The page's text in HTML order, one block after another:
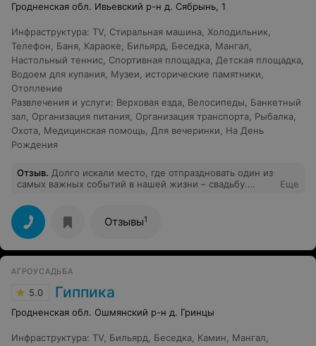
Гродненская обл. Ивьевский р-н д. Сябрынь, 1
Инфраструктура: TV, Стиральная машина, Холодильник,
Телефон, Баня, Караоке, Бильярд, Беседка, Мангал,
Настольный теннис, Спортивная площадка, Детская площадка,
Водоем для купания, Музеи, исторические памятники,
Отопление
Развлечения и услуги: Верховая езда, Велосипеды, Банкетный
зал, Организация питания, Организация транспорта, Рыбалка,
Охота, Медицинская помощь, Для вечеринки, На День
Рождения
Отзыв. Долго искали место, где отпраздновать один из
самых важных событий в нашей жизни – свадьбу.
озерах». Хозяин усадьбы Владимир предложил встречу
в любое удобное для нас время. Встреча с хозяином
стала уже праздником до основного праздника.
Владимир Николаевич - приветливый,
доброжелательный, располагающий к себе молодой
Если у нас и были какие-то сомнения по поводу места
проведения торжества, то уже через пять минут после
общения с ним они растаяли. У него есть всё для
отдыха, а если чего-то нет, то завтра уже будет. Он с
огромным энтузиазмом показал и рассказал нам, где
предоставить и подводную лодку, но нам не
Еще
Отзывы1
АГРОУСАДЬБА
5.0 Гиппика
Гродненская обл. Ошмянский р-н д. Гринцы
Инфраструктура: TV, Бильярд, Беседка, Камин, Мангал,